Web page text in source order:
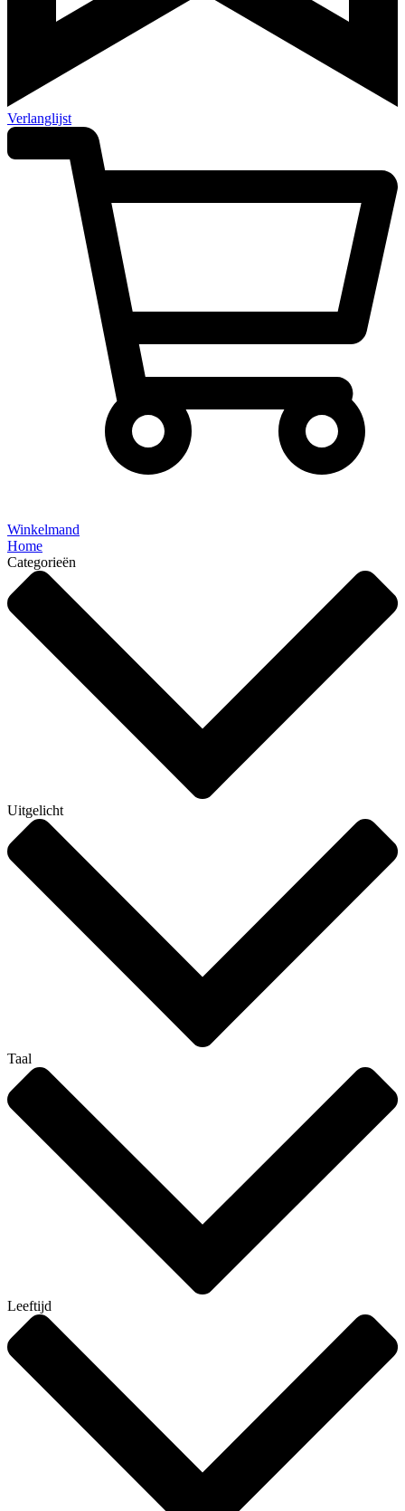
Verlanglijst
Winkelmand
Home
Categorieën
Uitgelicht
Taal
Leeftijd